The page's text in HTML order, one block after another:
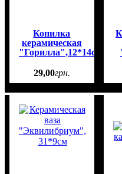
Копилка
керамическая
"Горилла",12*14см
29,00грн.